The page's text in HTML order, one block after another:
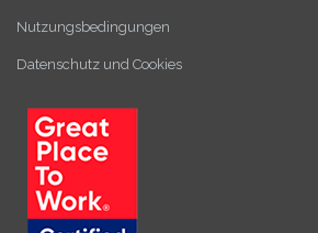
Nutzungsbedingungen
Datenschutz und Cookies